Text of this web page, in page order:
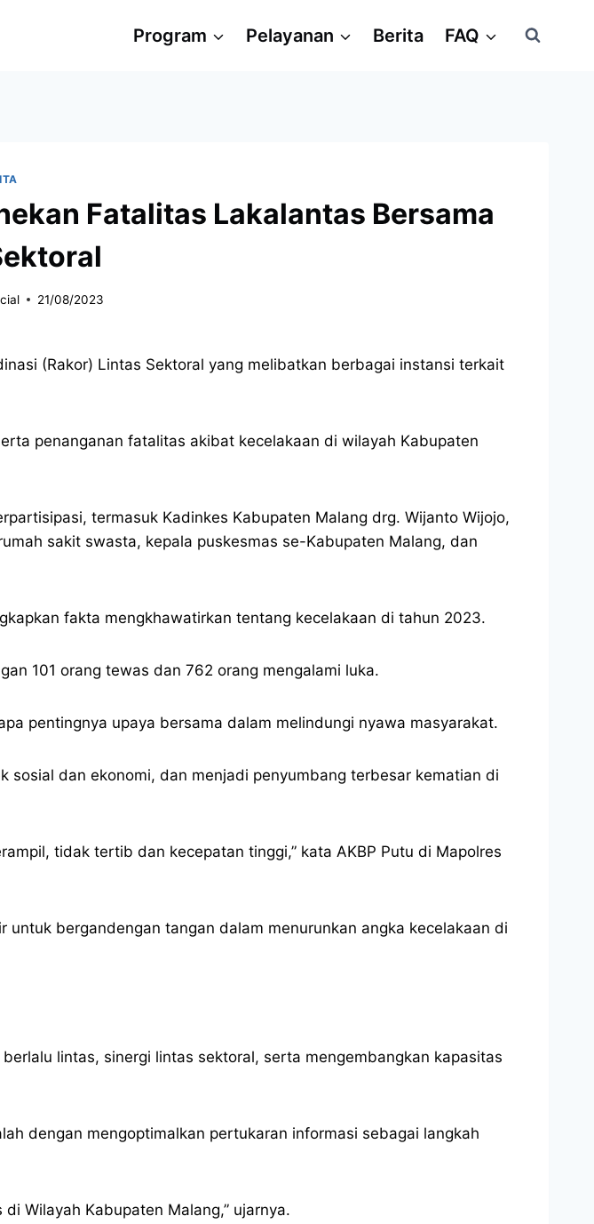
Program Pelayanan Berita FAQ
Fatalitas Lakalantas Bersama
21/08/2023
(Rakor) Lintas Sektoral yang melibatkan berbagai instansi terkait
penanganan fatalitas akibat kecelakaan di wilayah Kabupaten
termasuk Kadinkes Kabupaten Malang drg. Wijanto Wijojo,
sakit swasta, kepala puskesmas se-Kabupaten Malang, dan
fakta mengkhawatirkan tentang kecelakaan di tahun 2023.
101 orang tewas dan 762 orang mengalami luka.
pentingnya upaya bersama dalam melindungi nyawa masyarakat.
sosial dan ekonomi, dan menjadi penyumbang terbesar kematian di
tidak tertib dan kecepatan tinggi,” kata AKBP Putu di Mapolres
bergandengan tangan dalam menurunkan angka kecelakaan di
lintas, sinergi lintas sektoral, serta mengembangkan kapasitas
dengan mengoptimalkan pertukaran informasi sebagai langkah
Wilayah Kabupaten Malang,” ujarnya.